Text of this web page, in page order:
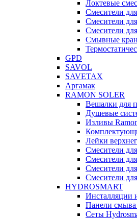
Локтевые
Смесители
Смесители
Смесители
Смывные
GPD
SAVOL
SAVETAX
Аргамак
RAMON SOLER
Вешалки для
Душевые
Изливы
Лейки
Смесители
Смесители
Смесители
Смесители
HYDROSMART
Инсталляции
Панели смыва
Сеты